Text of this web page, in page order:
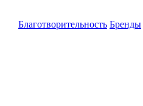
Благотворительность Бренды